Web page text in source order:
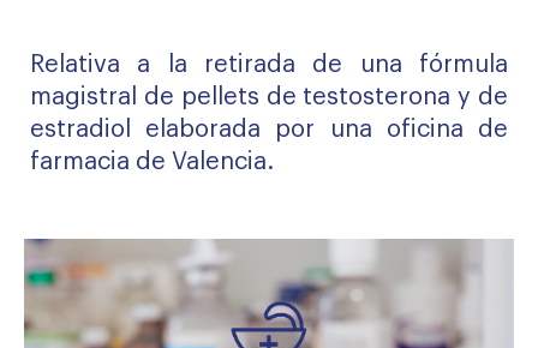
Relativa a la retirada de una fórmula
magistral de pellets de testosterona y de
estradiol elaborada por una oficina de
farmacia de Valencia.